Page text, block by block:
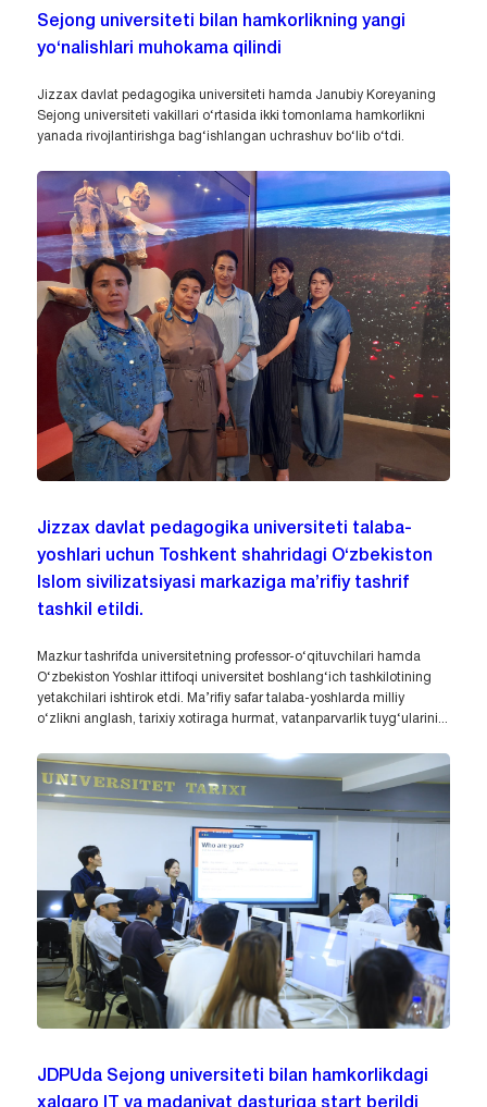
Sejong universiteti bilan hamkorlikning yangi
yo‘nalishlari muhokama qilindi
Jizzax davlat pedagogika universiteti hamda Janubiy Koreyaning
Sejong universiteti vakillari o‘rtasida ikki tomonlama hamkorlikni
yanada rivojlantirishga bag‘ishlangan uchrashuv bo‘lib o‘tdi.
Jizzax davlat pedagogika universiteti talaba-
yoshlari uchun Toshkent shahridagi O‘zbekiston
Islom sivilizatsiyasi markaziga ma’rifiy tashrif
tashkil etildi.
Mazkur tashrifda universitetning professor-o‘qituvchilari hamda
O‘zbekiston Yoshlar ittifoqi universitet boshlang‘ich tashkilotining
yetakchilari ishtirok etdi. Ma’rifiy safar talaba-yoshlarda milliy
o‘zlikni anglash, tarixiy xotiraga hurmat, vatanparvarlik tuyg‘ularini...
JDPUda Sejong universiteti bilan hamkorlikdagi
xalqaro IT va madaniyat dasturiga start berildi